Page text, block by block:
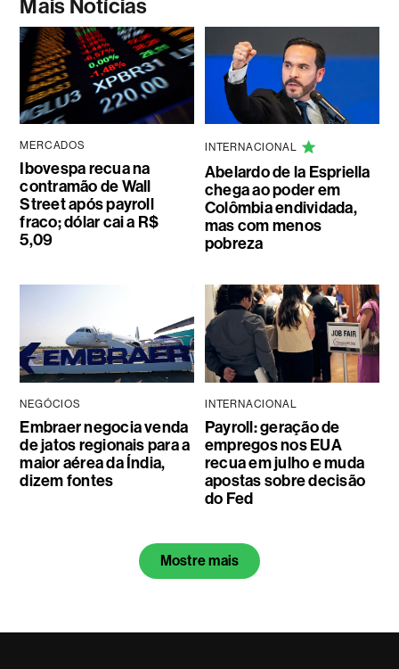
Mais Notícias
MERCADOS
Ibovespa recua na
contramão de Wall
Street após payroll
fraco; dólar cai a R$
5,09
INTERNACIONAL
Abelardo de la Espriella
chega ao poder em
Colômbia endividada,
mas com menos
pobreza
NEGÓCIOS
Embraer negocia venda
de jatos regionais para a
maior aérea da Índia,
dizem fontes
INTERNACIONAL
Payroll: geração de
empregos nos EUA
recua em julho e muda
apostas sobre decisão
do Fed
Mostre mais